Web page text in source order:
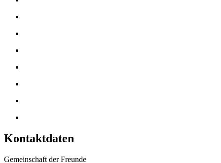
Kontaktdaten
Gemeinschaft der Freunde